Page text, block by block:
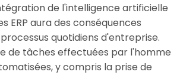
de l'intelligence artificielle
ERP aura des conséquences
quotidiens d'entreprise.
de tâches effectuées par l'homme
y compris la prise de